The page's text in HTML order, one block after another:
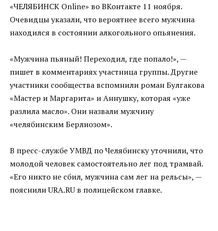
«ЧЕЛЯБИНСК Online» во ВКонтакте 11 ноября.
Очевидцы указали, что вероятнее всего мужчина
находился в состоянии алкогольного опьянения.
«Мужчина пьяный! Переходил, где попало!», —
пишет в комментариях участница группы. Другие
участники сообщества вспомнили роман Булгакова
«Мастер и Маргарита» и Аннушку, которая «уже
разлила масло». Они назвали мужчину
«челябинским Берлиозом».
В пресс-службе УМВД по Челябинску уточнили, что
молодой человек самостоятельно лег под трамвай.
«Его никто не сбил, мужчина сам лег на рельсы», —
пояснили URA.RU в полицейском главке.